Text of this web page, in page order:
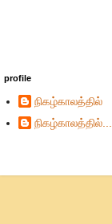
profile
நிகழ்காலத்தில்
நிகழ்காலத்தில்...